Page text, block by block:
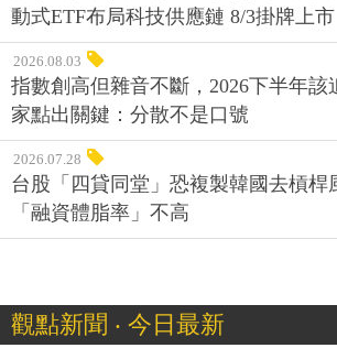
動式ETF布局科技供應鏈 8/3掛牌上市
2026.08.03
指數創高但雜音不斷，2026下半年該
家點出關鍵：分散不是口號
2026.07.28
台股「四貸同堂」恐複製韓國去槓桿
「融資體脂率」不高
觀點新聞 ‧ 今日最新